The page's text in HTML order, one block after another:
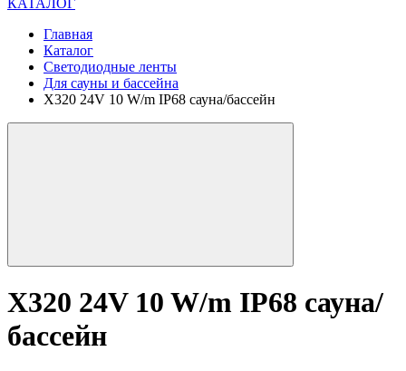
КАТАЛОГ
Главная
Каталог
Светодиодные ленты
Для сауны и бассейна
X320 24V 10 W/m IP68 сауна/бассейн
X320 24V 10 W/m IP68 сауна/
бассейн